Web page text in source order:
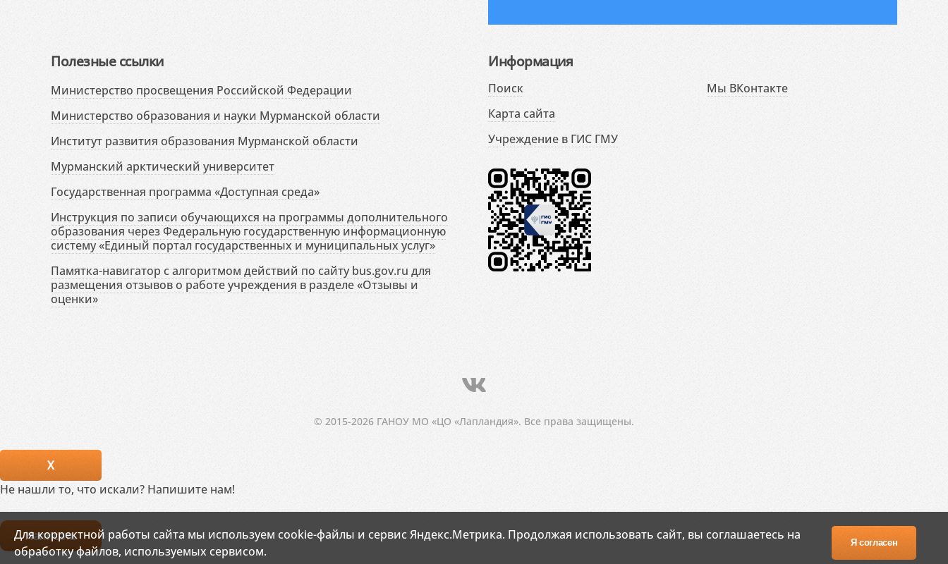
Полезные ссылки
Министерство просвещения Российской Федерации
Министерство образования и науки Мурманской области
Институт развития образования Мурманской области
Мурманский арктический университет
Государственная программа «Доступная среда»
Инструкция по записи обучающихся на программы дополнительного
образования через Федеральную государственную информационную
систему «Единый портал государственных и муниципальных услуг»
Памятка-навигатор с алгоритмом действий по сайту bus.gov.ru для
размещения отзывов о работе учреждения в разделе «Отзывы и
оценки»
Информация
Поиск
Карта сайта
Учреждение в ГИС ГМУ
Мы ВКонтакте
© 2015-2026 ГАНОУ МО «ЦО «Лапландия». Все права защищены.
Для корректной работы сайта мы используем cookie-файлы и сервис Яндекс.Метрика. Продолжая использовать сайт, вы соглашаетесь на
обработку файлов, используемых сервисом.
Я согласен
X
Не нашли то, что искали? Напишите нам!
Написать